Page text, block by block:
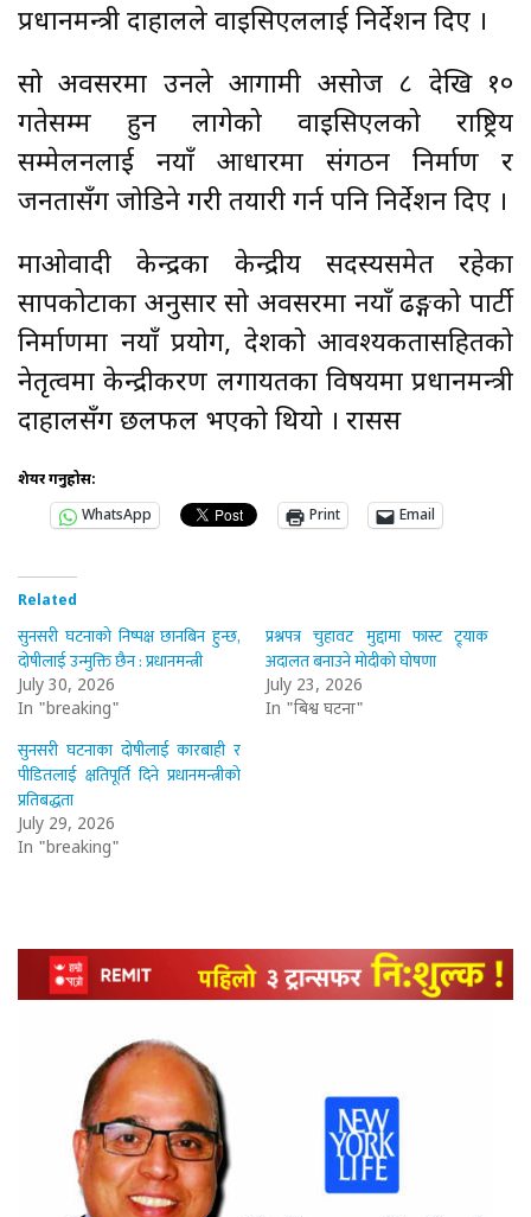
प्रधानमन्त्री दाहालले वाइसिएललाई निर्देशन दिए ।
सो अवसरमा उनले आगामी असोज ८ देखि १०
गतेसम्म हुन लागेको वाइसिएलको राष्ट्रिय
सम्मेलनलाई नयाँ आधारमा संगठन निर्माण र
जनतासँग जोडिने गरी तयारी गर्न पनि निर्देशन दिए ।
माओवादी केन्द्रका केन्द्रीय सदस्यसमेत रहेका
सापकोटाका अनुसार सो अवसरमा नयाँ ढङ्गको पार्टी
निर्माणमा नयाँ प्रयोग, देशको आवश्यकतासहितको
नेतृत्वमा केन्द्रीकरण लगायतका विषयमा प्रधानमन्त्री
दाहालसँग छलफल भएको थियो । रासस
शेयर गर्नुहोस:
WhatsApp
Print Email
Related
सुनसरी घटनाको निष्पक्ष छानबिन हुन्छ,
दोषीलाई उन्मुक्ति छैन : प्रधानमन्त्री
July 30, 2026
In "breaking"
प्रश्नपत्र चुहावट मुद्दामा फास्ट ट्र्याक
अदालत बनाउने मोदीको घोषणा
July 23, 2026
In "बिश्व घटना"
सुनसरी घटनाका दोषीलाई कारबाही र
पीडितलाई क्षतिपूर्ति दिने प्रधानमन्त्रीको
प्रतिबद्धता
July 29, 2026
In "breaking"